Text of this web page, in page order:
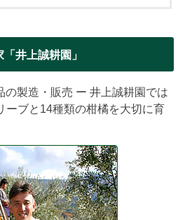
井上誠耕園」
の製造・販売 ー 井上誠耕園では
ーブと14種類の柑橘を大切に育